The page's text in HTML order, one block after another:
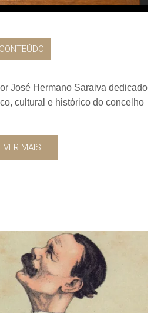
José Hermano Saraiva dedicado
cultural e histórico do concelho
VER MAIS